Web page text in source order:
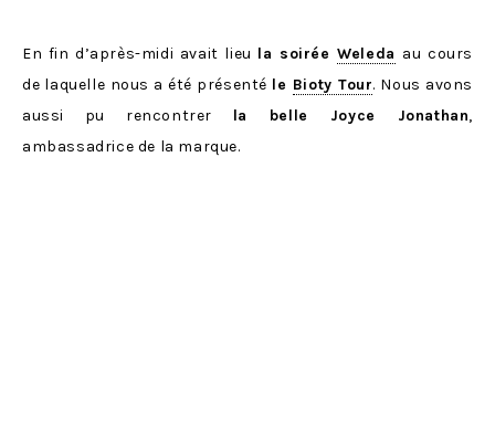
En fin d’après-midi avait lieu la soiréeWeleda au cours
de laquelle nous a été présenté le Bioty Tour. Nous avons
aussi pu rencontrer la belle Joyce Jonathan,
ambassadrice de la marque.